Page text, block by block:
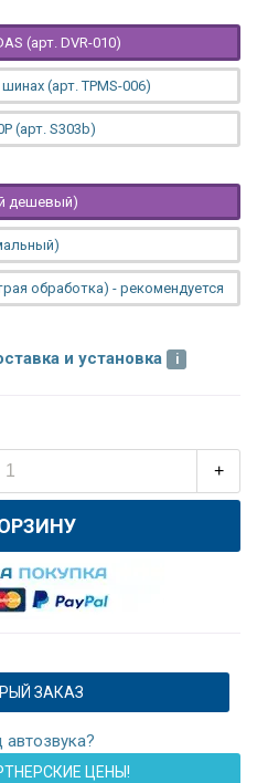
(арт. DVR-010)
(арт. TPMS-006)
(арт. S303b)
дешевый)
обработка) - рекомендуется
и установка
+
ЗАКАЗ
автозвука?
ЦЕНЫ!